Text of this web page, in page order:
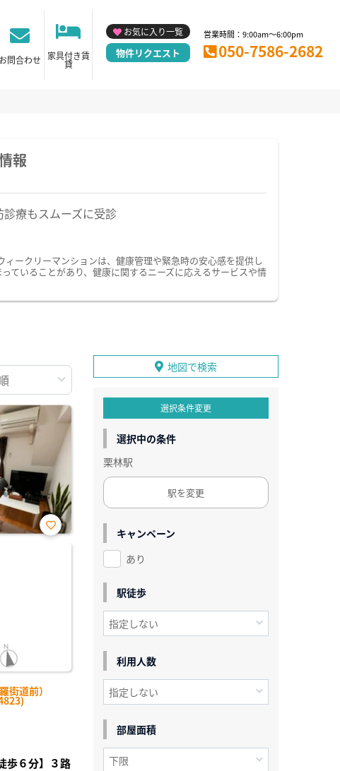
お問合わせ 家具付き賃
貸
お気に入り一覧
物件リクエスト
営業時間：9:00am～6:00pm
050-7586-2682
報
診療もスムーズに受診
ークリーマンションは、健康管理や緊急時の安心感を提供し
ていることがあり、健康に関するニーズに応えるサービスや情
街道前）
お気
歩６分】３路
地図で検索
選択条件変更
選択中の条件
栗林駅
駅を変更
キャンペーン
あり
駅徒歩
利用人数
部屋面積